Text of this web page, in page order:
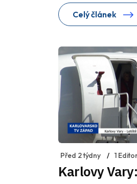
Celý článek
Před 2 týdny 1
Karlovy